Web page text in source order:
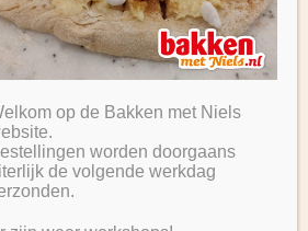
je kaneen reactie plaatsen.
opom een reactie te plaatsen.
op de Bakken met Niels
worden doorgaans
de volgende werkdag